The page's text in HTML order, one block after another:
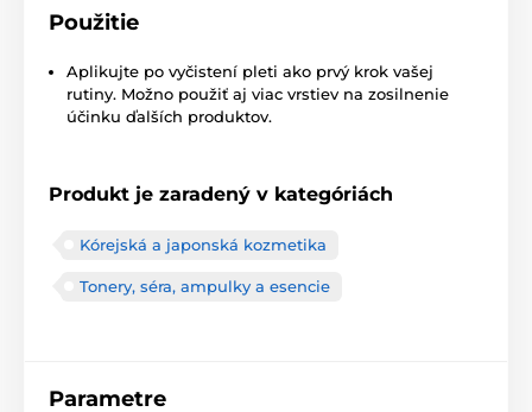
Použitie
Aplikujte po vyčistení pleti ako prvý krok vašej
rutiny. Možno použiť aj viac vrstiev na zosilnenie
účinku ďalších produktov.
Produkt je zaradený v kategóriách
Kórejská a japonská kozmetika
Tonery, séra, ampulky a esencie
Parametre